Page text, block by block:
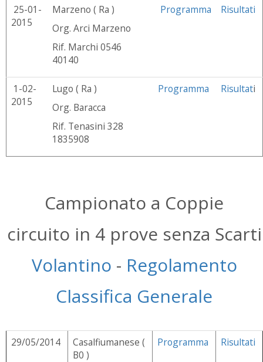
25-01-
2015
Marzeno ( Ra )
Org. Arci Marzeno
Rif. Marchi 0546
40140
Programma Risultati
1-02-
2015
Lugo ( Ra )
Org. Baracca
Rif. Tenasini 328
1835908
Programma Risultati
Campionato a Coppie
circuito in 4 prove senza Scarti
Volantino - Regolamento
Classifica Generale
29/05/2014
Casalfiumanese (
B0 )
Programma Risultati